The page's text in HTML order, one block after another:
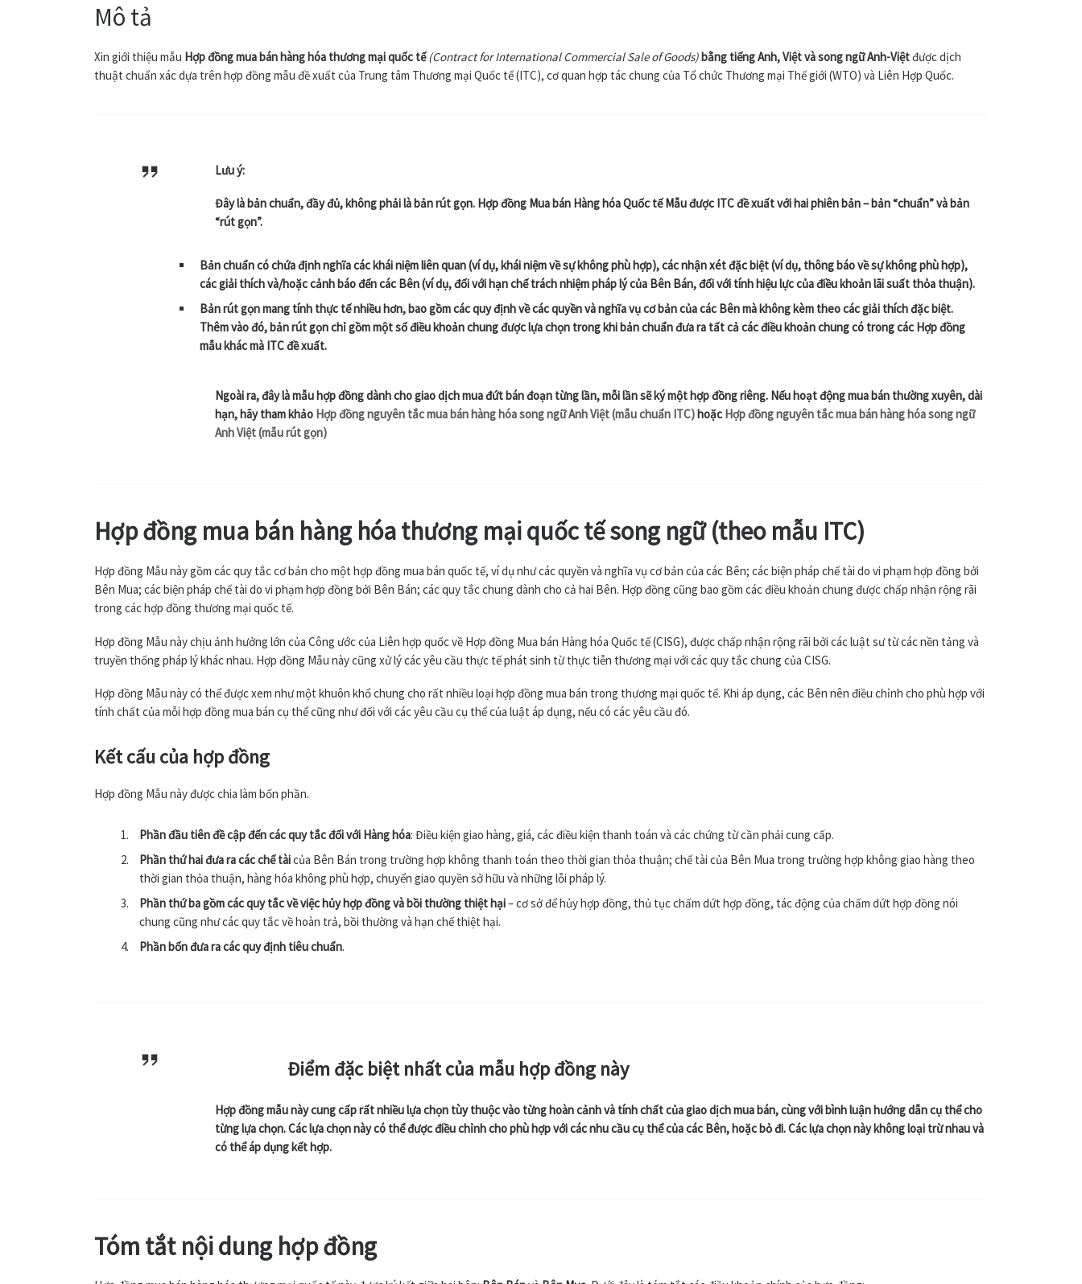
Mô tả
Xin giới thiệu mẫu Hợp đồng mua bán hàng hóa thương mại quốc tế (Contract for International Commercial Sale of Goods)bằng tiếng Anh, Việt và song ngữ Anh-Việtđược dịch
thuật chuẩn xác dựa trên hợp đồng mẫu đề xuất của Trung tâm Thương mại Quốc tế (ITC), cơ quan hợp tác chung của Tổ chức Thương mại Thế giới (WTO) và Liên Hợp Quốc.
Lưu ý:
Đây là bản chuẩn, đầy đủ, không phải là bản rút gọn. Hợp đồng Mua bán Hàng hóa Quốc tế Mẫu được ITC đề xuất với hai phiên bản – bản “chuẩn” và bản
“rút gọn”.
Bản chuẩn có chứa định nghĩa các khái niệm liên quan (ví dụ, khái niệm về sự không phù hợp), các nhận xét đặc biệt (ví dụ, thông báo về sự không phù hợp),
các giải thích và/hoặc cảnh báo đến các Bên (ví dụ, đối với hạn chế trách nhiệm pháp lý của Bên Bán, đối với tính hiệu lực của điều khoản lãi suất thỏa thuận).
Bản rút gọn mang tính thực tế nhiều hơn, bao gồm các quy định về các quyền và nghĩa vụ cơ bản của các Bên mà không kèm theo các giải thích đặc biệt.
Thêm vào đó, bản rút gọn chỉ gồm một số điều khoản chung được lựa chọn trong khi bản chuẩn đưa ra tất cả các điều khoản chung có trong các Hợp đồng
mẫu khác mà ITC đề xuất.
Ngoài ra, đây là mẫu hợp đồngdành cho giao dịch mua đứt bán đoạn từng lần, mỗi lần sẽ ký một hợp đồng riêng. Nếu hoạt động mua bán thường xuyên, dài
hạn, hãy tham khảo Hợp đồng nguyên tắc mua bán hàng hóa song ngữ Anh Việt (mẫu chuẩn ITC)hoặc Hợp đồng nguyên tắc mua bán hàng hóa song ngữ
Anh Việt (mẫu rút gọn)
Hợp đồng mua bán hàng hóa thương mại quốc tế song ngữ (theo mẫu ITC)
Hợp đồng Mẫu này gồm các quy tắc cơ bản cho một hợp đồng mua bán quốc tế, ví dụ như các quyền và nghĩa vụ cơ bản của các Bên; các biện pháp chế tài do vi phạm hợp đồng bởi
Bên Mua; các biện pháp chế tài do vi phạm hợp đồng bởi Bên Bán; các quy tắc chung dành cho cả hai Bên. Hợp đồng cũng bao gồm các điều khoản chung được chấp nhận rộng rãi
trong các hợp đồng thương mại quốc tế.
Hợp đồng Mẫu này chịu ảnh hưởng lớn của Công ước của Liên hợp quốc về Hợp đồng Mua bán Hàng hóa Quốc tế (CISG), được chấp nhận rộng rãi bởi các luật sư từ các nền tảng và
truyền thống pháp lý khác nhau. Hợp đồng Mẫu này cũng xử lý các yêu cầu thực tế phát sinh từ thực tiễn thương mại với các quy tắc chung của CISG.
Hợp đồng Mẫu này có thể được xem như một khuôn khổ chung cho rất nhiều loại hợp đồng mua bán trong thương mại quốc tế. Khi áp dụng, các Bên nên điều chỉnh cho phù hợp với
tính chất của mỗi hợp đồng mua bán cụ thể cũng như đối với các yêu cầu cụ thể của luật áp dụng, nếu có các yêu cầu đó.
Kết cấu của hợp đồng
Hợp đồng Mẫu này được chia làm bốn phần.
Phần đầu tiên đề cập đến các quy tắc đối với Hàng hóa: Điều kiện giao hàng, giá, các điều kiện thanh toán và các chứng từ cần phải cung cấp.
Phần thứ hai đưa ra các chế tàicủa Bên Bán trong trường hợp không thanh toán theo thời gian thỏa thuận; chế tài của Bên Mua trong trường hợp không giao hàng theo
thời gian thỏa thuận, hàng hóa không phù hợp, chuyển giao quyền sở hữu và những lỗi pháp lý.
Phần thứ ba gồm các quy tắc về việc hủy hợp đồng và bồi thường thiệt hại– cơ sở để hủy hợp đồng, thủ tục chấm dứt hợp đồng, tác động của chấm dứt hợp đồng nói
chung cũng như các quy tắc về hoàn trả, bồi thường và hạn chế thiệt hại.
Phần bốn đưa ra các quy định tiêu chuẩn.
Điểm đặc biệt nhất của mẫu hợp đồng này
Hợp đồng mẫu này cung cấp rất nhiều lựa chọn tùy thuộc vào từng hoàn cảnh và tính chất của giao dịch mua bán, cùng với bình luận hướng dẫn cụ thể cho
từng lựa chọn. Các lựa chọn này có thể được điều chỉnh cho phù hợp với các nhu cầu cụ thể của các Bên, hoặc bỏ đi. Các lựa chọn này không loại trừ nhau và
có thể áp dụng kết hợp.
Tóm tắt nội dung hợp đồng